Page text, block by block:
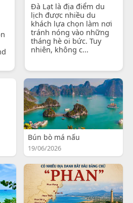
Đà Lạt là địa điểm du
lịch được nhiều du
khách lựa chọn làm nơi
tránh nóng vào những
tháng hè oi bức. Tuy
nhiên, không c...
Bún bò má nấu
19/06/2026